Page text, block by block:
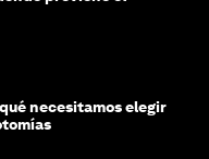
necesitamos elegir